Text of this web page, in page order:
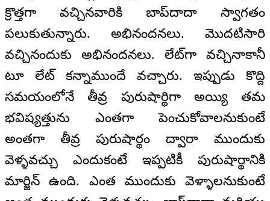
క్రొత్తగా వచ్చినవారికి బాప్‌దాదా స్వాగతం
పలుకుతున్నారు. అభినందనలు. మొదటిసారి
వచ్చినందుకు అభినందనలు. లేట్‌గా వచ్చినాకానీ
టూ లేట్‌ కన్నాముందే వచ్చారు. ఇప్పుడు కొద్ది
సమయంలోనే తీవ్ర పురుషార్థిగా అయ్యి తమ
భవిష్యత్తును ఎంతగా పెంచుకోవాలనుకుంటే
అంతగా తీవ్ర పురుషార్థం ద్వారా ముందుకు
వెళ్ళవచ్చు ఎందుకంటే ఇప్పటికీ పురుషార్థానికి
మార్జిన్‌ ఉంది. ఎంత ముందుకు వెళ్ళాలనుకుంటే